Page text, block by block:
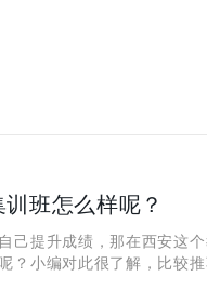
班怎么样呢？
提升成绩，那在西安这个
？小编对此很了解，比较推